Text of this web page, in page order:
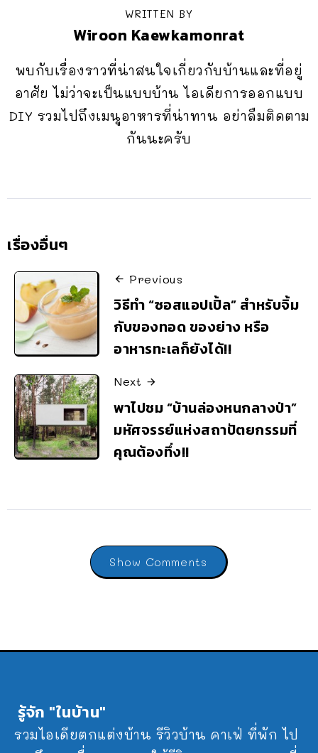
WRITTEN BY
Wiroon Kaewkamonrat
พบกับเรื่องราวที่น่าสนใจเกี่ยวกับบ้านและที่อยู่
อาศัย ไม่ว่าจะเป็นแบบบ้าน ไอเดียการออกแบบ
DIY รวมไปถึงเมนูอาหารที่น่าทาน อย่าลืมติดตาม
กันนะครับ
เรื่องอื่นๆ
Previous
วิธีทำ “ซอสแอปเปิ้ล” สำหรับจิ้ม
กับของทอด ของย่าง หรือ
อาหารทะเลก็ยังได้!!
Next
พาไปชม “บ้านล่องหนกลางป่า”
มหัศจรรย์แห่งสถาปัตยกรรมที่
คุณต้องทึ่ง!!
Show Comments
รู้จัก "ในบ้าน"
รวมไอเดียตกแต่งบ้าน รีวิวบ้าน คาเฟ่ ที่พัก ไป